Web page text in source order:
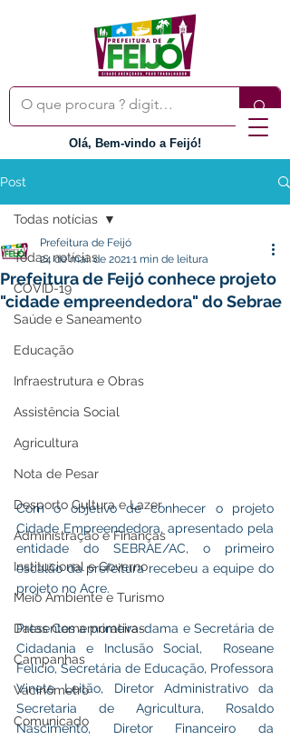
Olá, Bem-vindo a Feijó!
Post
Todas notícias
COVID-19
Saúde e Saneamento
Educação
Infraestrutura e Obras
Assistência Social
Agricultura
Nota de Pesar
Desporto Cultura e Lazer
Administração e Finanças
Institucional e Governo
Meio Ambiente e Turismo
Datas Comemorativas
Campanhas
Vacinômetro
Comunicado
Todas notícias
Prefeitura de Feijó conhece projeto
"cidade empreendedora" do Sebrae
Prefeitura de Feijó
24 de mai. de 20211 min de leitura
Com o objetivo de conhecer o projeto
Cidade Empreendedora, apresentado pela
entidade do SEBRAE/AC, o primeiro
escalão da prefeitura recebeu a equipe do
projeto no Acre.
Presentes a primeira-dama e Secretária de
Cidadania e Inclusão Social,  Roseane
Felício, Secretária de Educação, Professora
Vinete Leitão, Diretor Administrativo da
Secretaria de Agricultura, Rosaldo
Nascimento, Diretor Financeiro da